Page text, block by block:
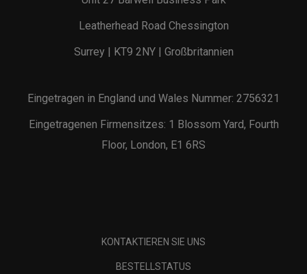
Leatherhead Road Chessington
Surrey | KT9 2NY | Großbritannien
Eingetragen in England und Wales Nummer: 2756321
Eingetragenen Firmensitzes: 1 Blossom Yard, Fourth
Floor, London, E1 6RS
KONTAKTIEREN SIE UNS
BESTELLSTATUS